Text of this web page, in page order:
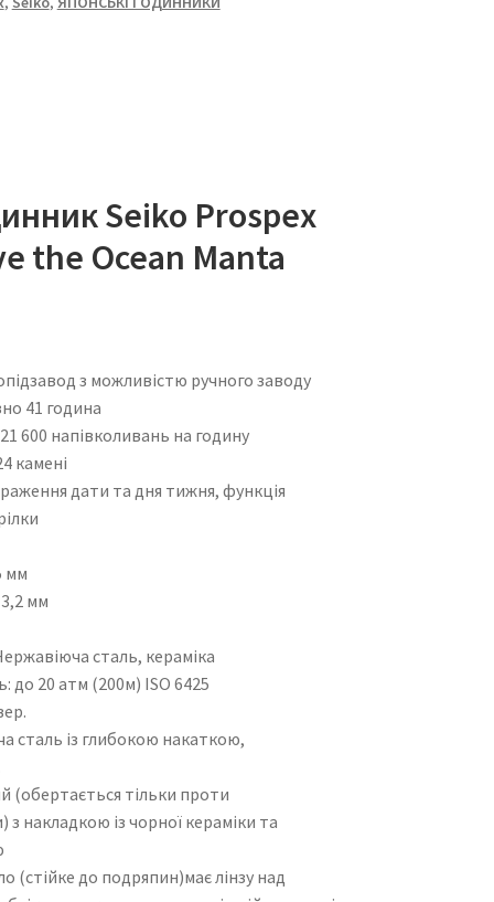
Seiko Prospex
the Ocean Manta
з можливістю ручного заводу
41 година
600 напівколивань на годину
камені
дати та дня тижня, функція
мм
мм
сталь, кераміка
20 атм (200м) ISO 6425
із глибокою накаткою,
тільки проти
з накладкою із чорної кераміки та
до подряпин)має лінзу над